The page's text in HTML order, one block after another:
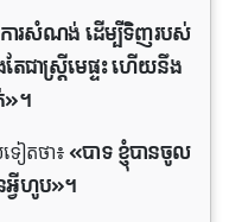
ង​ការ​សំណង់​ ដើម្បី​ទិញ​របស់​
ែ​ជា​ស្ត្រី​មេផ្ទះ ហើយ​នឹង​
»។
ៀត​ថា៖«បាទ ខ្ញុំ​បាន​ចូល​
អ្វីហូប»។